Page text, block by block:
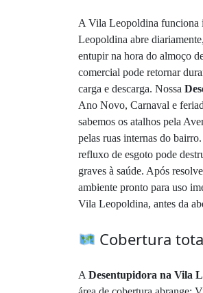
A Vila Leopoldina funciona
Leopoldina abre
entupir na hora do almoço
comercial pode retornar
carga e descarga. Nossa
Ano Novo, Carnaval e
sabemos os atalhos pela
pelas ruas internas do
refluxo de esgoto pode
graves à saúde. Após
ambiente pronto para uso
Vila Leopoldina, antes da
Cobertura
A Desentupidora na Vila